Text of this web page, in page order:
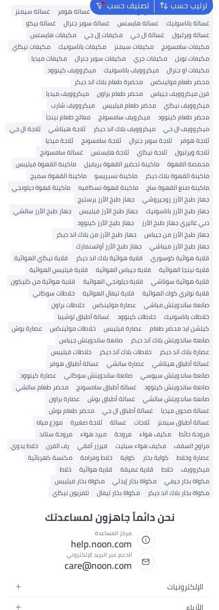
ترتيب حسب تصنيف حسب غطاء الغسالة غسالة بوش غسالة ميديا غسالة هوفر
غسالة سيمنز
غسالة باناسونيك
غسالة هايسنس غسالة سوبر جنرال
غسالة بيكو
غسالة ويرلبول
غسالة ال جي مكيفات إل جي
مكيفات هايسنس
مكيفات سامسونج
مكيفات سيمنز مكيفات باناسونيك
مكيفات نيكاي
مكيفات نوبل
مكيفات جري مكيفات سوبر جنرال
مكيفات ميديا
مكيفات او جنرال
ميكروويف باناسونيك
ميكروويف كينوود
محضر طعام مولينكس
محضرة طعام بلاك اند ديكر
فرن ميكروويف جيباس
محضر طعام براون
ميكروويف ميديا
ميكروويف نيكاي
محضر طعام فيليبس
ميكروويف شارب
محضر طعام كينوود
ميكرويف سامسونج
معالج طعام نينجا
ميكروويف ال جي
ميكروويف بلاك اند ديكر ثلاجة هيتاشي
ثلاجة ال جي
ثلاجة هوفر
ثلاجة سوبر جنرال ثلاجة سامسونج
ثلاجة ميديا
ثلاجة ويرلبول
ثلاجة نيكاي ثلاجة هايسنس
غسالة سامسونج
محمصة القهوة
ماكينة تحضير القهوة بريفيل
ماكينة القهوة فيليبس
ماكينة القهوة بلاك ديكر
ماكينة نسبريسو
ماكينة القهوة سميج
ماكينة صنع القهوة ساج
ماكينة قهوة نسكافيه
ماكينة قهوة ديلونجي
جهاز طبخ الأرز زوجيروشي
جهاز طبخ الأرز برستيج
جهاز طبخ الأرز باناسونيك
جهاز طبخ الأرز فيليبس
جهاز طبخ الأرز ساتشي
دبي غاليري جهاز طبخ الأرز
جهاز طبخ الأرز كينوود
جهاز طبخ الأرز من جيباس
جهاز طبخ الأرز من بلاك اند ديكر
جهاز طبخ الأرز ميباشي
جهاز طبخ الأرز أولسنمارك
قلاية هوائية كوسوري
قلاية هوائية بلاك اند ديكر
قلاية نيكاي الهوائية
قلاية نينجا الهوائية
قلاية جيباس الهوائية
قلاية فيليبس الهوائية
قلاية هوائية سوناشي
قلاية ديلونجي الهوائية
قلاية هوائية من كليكون
قلاية نوتري كوك الهوائية
قلاية تيفال الهوائية
خلاطات سوكاني
صانعة ساندويتش مباشي
عصارة مولينكس
خلاطات براون
خلاطات باناسونيك
خلاطات كينوود
غسالة أطباق توشيبا
كيتشن ايد محضر طعام
عصارة فيليبس خلاطات مولينكس
عصارة بوش
صانعة ساندويتش بلاك آند ديكر
صانعة ساندويتش جيباس
عصارة بلاك آند ديكر
خلاطات بلاك آند ديكر
خلاطات فيليبس
غسالة أطباق هيتاشي
عصارة ساتشي
غسالة أطباق هوفر
صانعة ساندويتش سيوسي
صانعة ساندويتش سوكاني
عصارة كينوود
صانعة ساندويتش كينوود
غسالة أطباق سامسونج
محضر طعام ساتشي
صانعة ساندويتش ساتشي
غسالة أطباق بوش
عصارة براون
غسالة صحون ميديا
غسالة أطباق ال جي
محضر طعام بوش
غسالة أطباق سيمنز
ثلاجات غسالة ثلاجة صغيرة
موزع مياه
مروحة حائط
مكيف هواء مروحة مبرد هواء
مروحة ستاند
مراوح السقف
مكيف هواء سبليت فيرزر أفقي رف الفرن
خلاط يدوي
عصارة وخلاط
كواية بخار كواية خلاط وفرامة
مكنسة كهربائية
ميكروويف
خلاط قلاية عميقة قلاية هوائية
خلاط
مكواة بخار جيفي
مكواة بخار إيدلي
مكواة بخار فيليبس
مكواة بخار بلاك اند ديكر
مكواة بخار تيفال تلفزيون نيكاي
نحن دائماً جاهزون لمساعدتك
مركز المساعدة
help.noon.com
الدعم عبر البريد الإلكتروني
care@noon.com
الإلكترونيات
الهواتف المتحركة